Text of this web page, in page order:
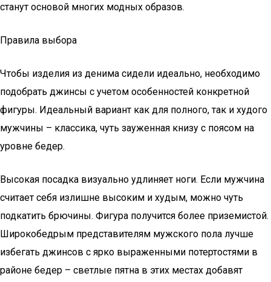
станут основой многих модных образов.
Правила выбора
Чтобы изделия из денима сидели идеально, необходимо
подобрать джинсы с учетом особенностей конкретной
фигуры. Идеальный вариант как для полного, так и худого
мужчины – классика, чуть зауженная книзу с поясом на
уровне бедер.
Высокая посадка визуально удлиняет ноги. Если мужчина
считает себя излишне высоким и худым, можно чуть
подкатить брючины. Фигура получится более приземистой.
Широкобедрым представителям мужского пола лучше
избегать джинсов с ярко выраженными потертостями в
районе бедер – светлые пятна в этих местах добавят